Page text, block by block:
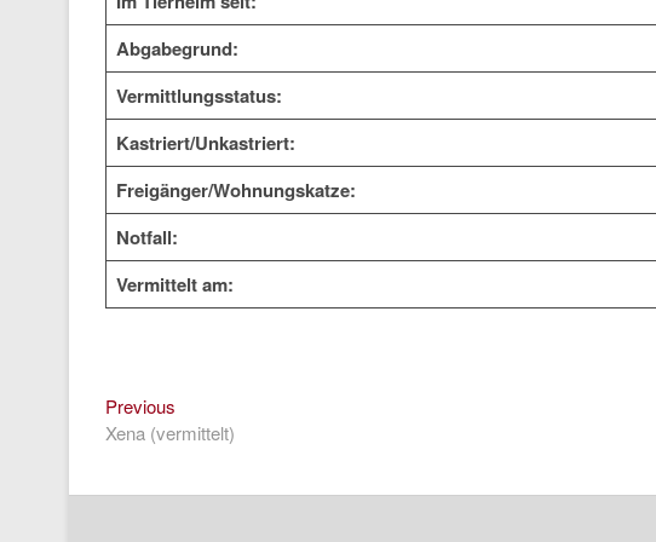
Abgabegrund:
Vermittlungsstatus:
Kastriert/Unkastriert:
Freigänger/Wohnungskatze:
Notfall:
Vermittelt am:
Beitragsnavigation
Previous
post:
Xena (vermittelt)